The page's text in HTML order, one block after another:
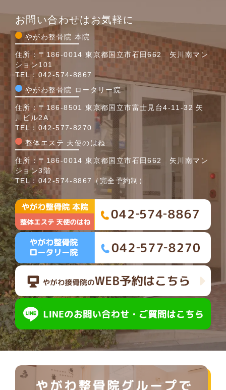
お問い合わせはお気軽に
やがわ整骨院 本院
住所：〒186-0014 東京都国立市石田662 矢川南マン
ション101
TEL： 042-574-8867
やがわ整骨院 ロータリー院
住所：〒186-8501 東京都国立市富士見台4-11-32 矢
川ビル2A
TEL： 042-577-8270
整体エステ 天使のはね
住所：〒186-0014 東京都国立市石田662 矢川南マン
ション3階
TEL： 042-574-8867 （完全予約制）